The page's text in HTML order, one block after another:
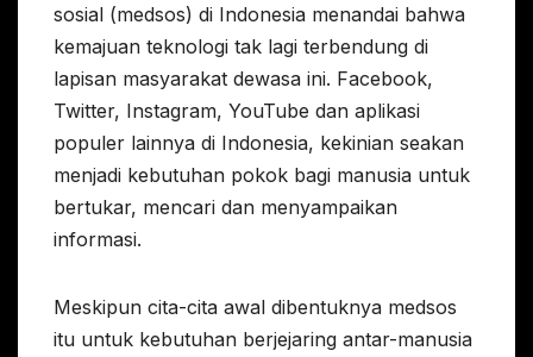
sosial (medsos) di Indonesia menandai bahwa
kemajuan teknologi tak lagi terbendung di
lapisan masyarakat dewasa ini. Facebook,
Twitter, Instagram, YouTube dan aplikasi
populer lainnya di Indonesia, kekinian seakan
menjadi kebutuhan pokok bagi manusia untuk
bertukar, mencari dan menyampaikan
informasi.
Meskipun cita-cita awal dibentuknya medsos
itu untuk kebutuhan berjejaring antar-manusia